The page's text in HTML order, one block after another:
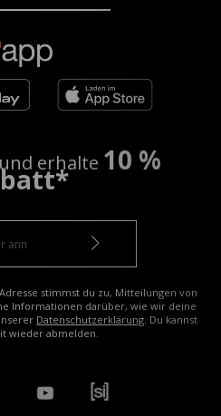
erhalte 10 %
stimmst du zu, Mitteilungen von
Informationen darüber, wie wir deine
Datenschutzerklärung. Du kannst
wieder abmelden.